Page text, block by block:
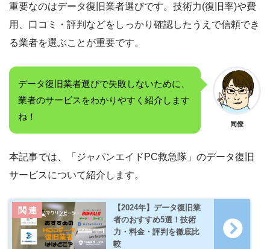
重要なのはデータ復旧業者選びです。技術力(復旧率)や費
用、口コミ・評判などをしっかり確認したうえで信頼でき
る業者を選ぶことが重要です。
データ復旧業者選びで失敗しないために、
業者のサービスをわかりやすく紹介します
ね！
同僚
本記事では、「ジャパンエイドPC救急隊」のデータ復旧
サービスについて紹介します。
【2024年】データ復旧業
者のおすすめ5選！技術
力・料金・評判を徹底比
較